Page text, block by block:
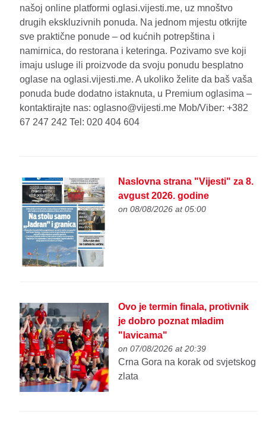
našoj online platformi oglasi.vijesti.me, uz mnoštvo
drugih ekskluzivnih ponuda. Na jednom mjestu otkrijte
sve praktične ponude – od kućnih potrepština i
namirnica, do restorana i keteringa. Pozivamo sve koji
imaju usluge ili proizvode da svoju ponudu besplatno
oglase na oglasi.vijesti.me. A ukoliko želite da baš vaša
ponuda bude dodatno istaknuta, u Premium oglasima –
kontaktirajte nas: oglasno@vijesti.me Mob/Viber: +382
67 247 242 Tel: 020 404 604
Naslovna strana "Vijesti" za 8.
avgust 2026. godine
on 08/08/2026 at 05:00
Ovo je termin finala, protivnik
je dobro poznat mladim
"lavicama"
on 07/08/2026 at 20:39
Crna Gora na korak od svjetskog
zlata